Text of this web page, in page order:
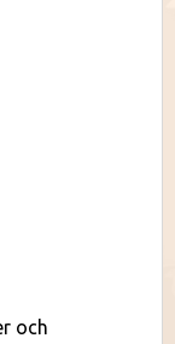
och